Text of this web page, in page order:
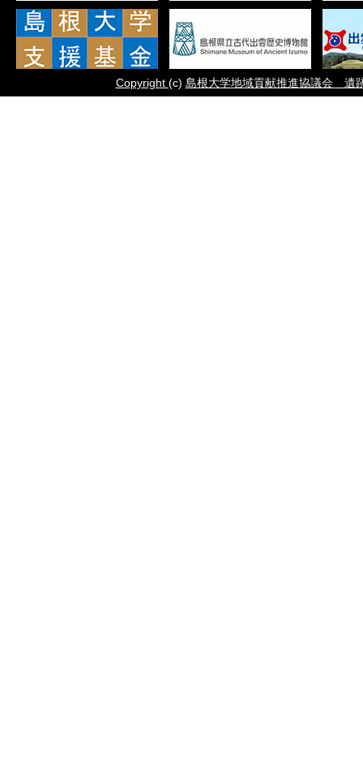
Copyright (c) 島根大学地域貢献推進協議会 遺